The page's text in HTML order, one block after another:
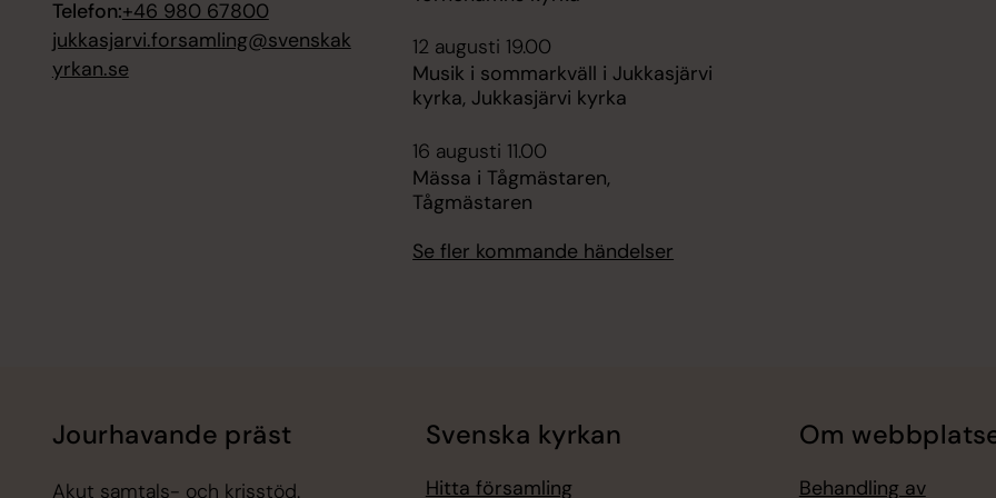
Telefon:+46 980 67800
jukkasjarvi.forsamling@svenskak
yrkan.se
12 augusti 19.00
Musik i sommarkväll i Jukkasjärvi
kyrka, Jukkasjärvi kyrka
16 augusti 11.00
Mässa i Tågmästaren,
Tågmästaren
Se fler kommande händelser
Jourhavande präst
Akut samtals- och krisstöd.
Svenska kyrkan
Hitta församling
Om
Behandling av